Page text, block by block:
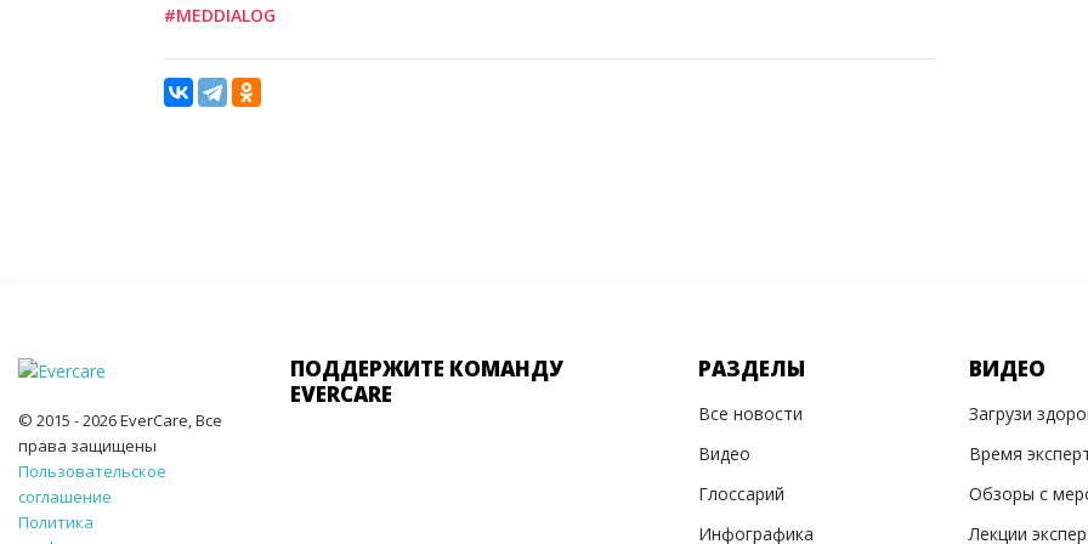
#MEDDIALOG
© 2015 - 2026 EverCare, Все
права защищены
Пользовательское
соглашение
Политика
ПОДДЕРЖИТЕ КОМАНДУ
EVERCARE
РАЗДЕЛЫ
Все новости
Видео
Глоссарий
Инфографика
ВИДЕО
Загрузи
Время
Обзоры с
Лекции